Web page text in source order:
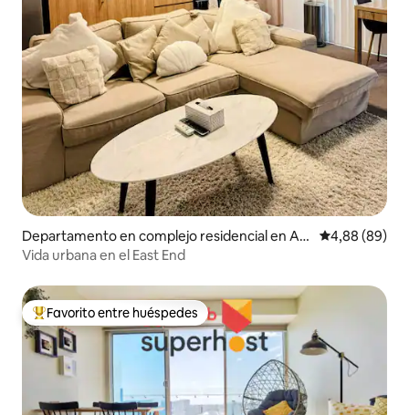
Departamento en complejo residencial en Ad
elaide
Calificación
4,88 (89)
Vida urbana en el East End
Favorito entre los huéspedes más destacados
Favorito entre huéspedes